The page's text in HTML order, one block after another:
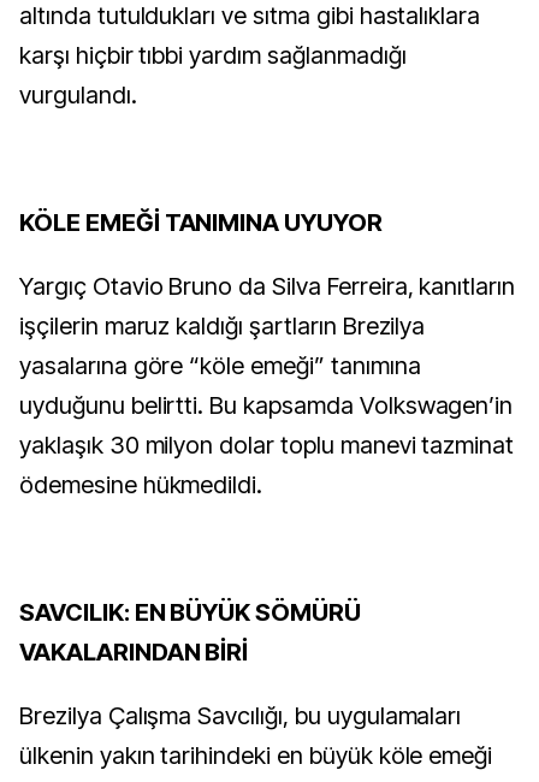
altında tutuldukları ve sıtma gibi hastalıklara
karşı hiçbir tıbbi yardım sağlanmadığı
vurgulandı.
KÖLE EMEĞİ TANIMINA UYUYOR
Yargıç Otavio Bruno da Silva Ferreira, kanıtların
işçilerin maruz kaldığı şartların Brezilya
yasalarına göre “köle emeği” tanımına
uyduğunu belirtti. Bu kapsamda Volkswagen’in
yaklaşık 30 milyon dolar toplu manevi tazminat
ödemesine hükmedildi.
SAVCILIK: EN BÜYÜK SÖMÜRÜ
VAKALARINDAN BİRİ
Brezilya Çalışma Savcılığı, bu uygulamaları
ülkenin yakın tarihindeki en büyük köle emeği